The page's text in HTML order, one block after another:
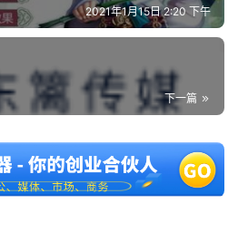
2021年1月15日 2:20 下午
下一篇